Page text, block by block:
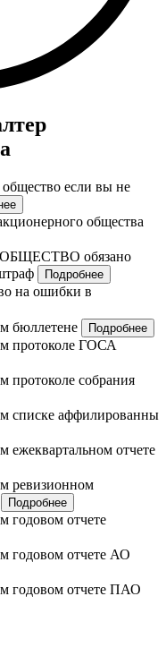
если вы не
общества
обязано
Подробнее
на ошибки в
бюллетене Подробнее
протоколе ГОСА
протоколе собрания
списке аффилированны
ежеквартальном отчете
ревизионном
Подробнее
годовом отчете
годовом отчете АО
годовом отчете ПАО